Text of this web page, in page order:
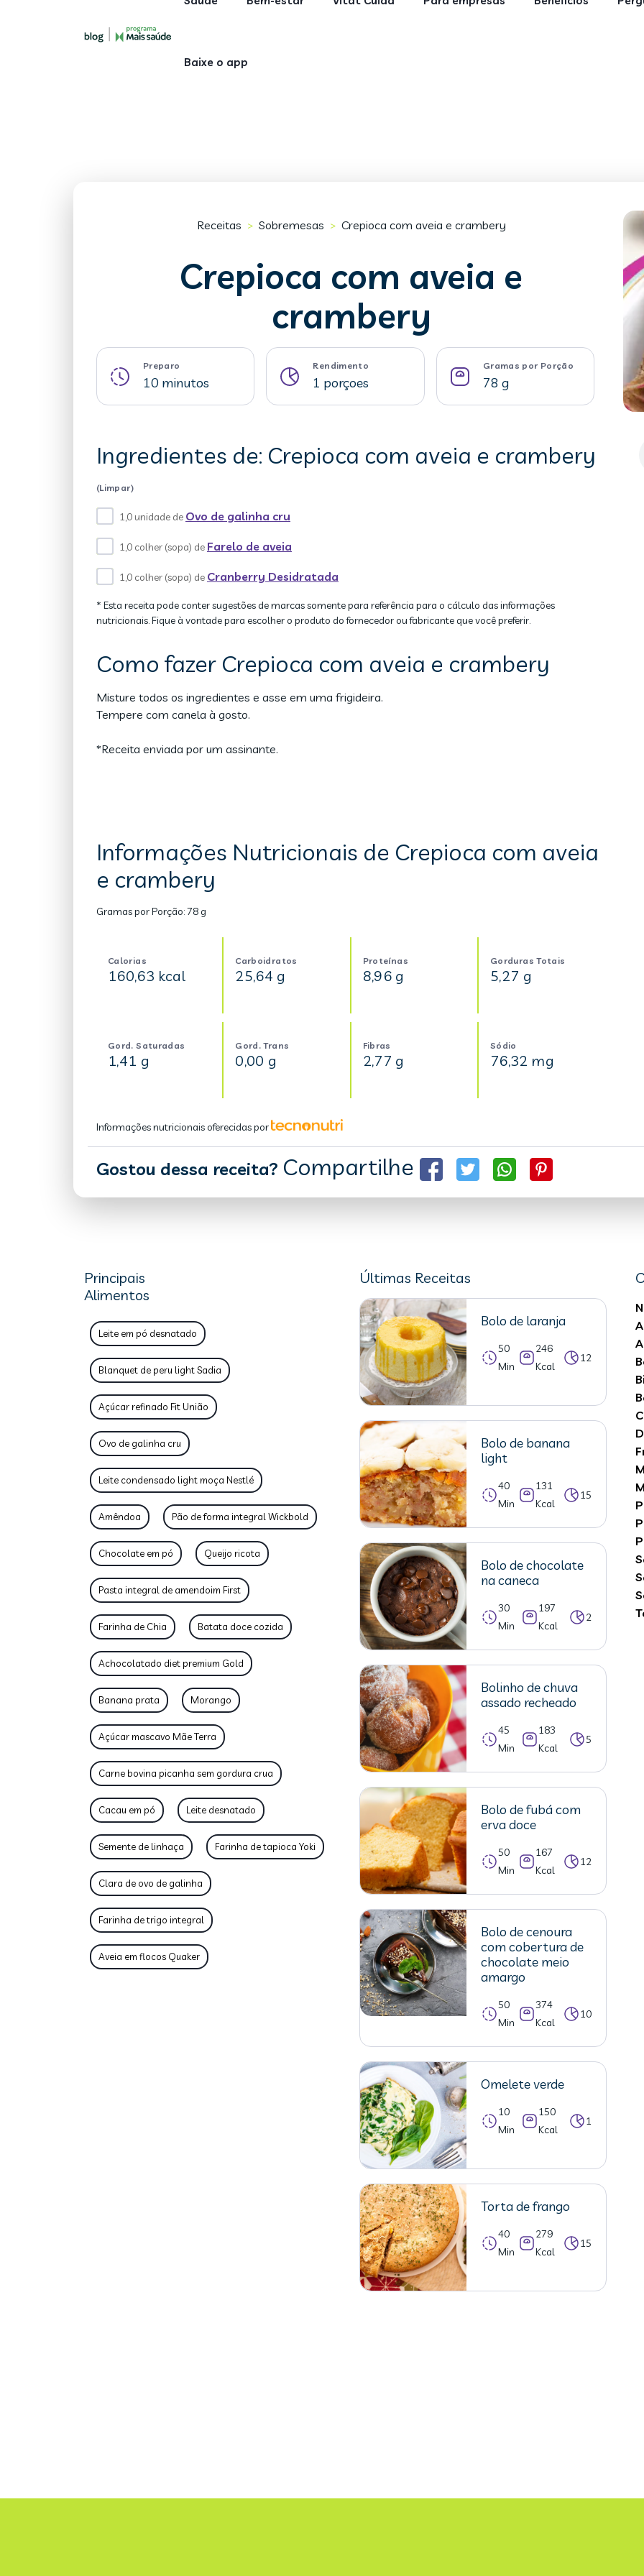
Baixe o app
Receitas > Sobremesas > Crepioca com aveia e crambery
Crepioca com aveia e
crambery
Preparo
10 minutos
Rendimento
1 porçoes
Gramas por Porção
78 g
Ingredientes de: Crepioca com aveia e crambery
(Limpar)
1,0 unidade de Ovo de galinha cru
1,0 colher (sopa) de Farelo de aveia
1,0 colher (sopa) de Cranberry Desidratada
* Esta receita pode conter sugestões de marcas somente para referência para o cálculo das informações
nutricionais. Fique à vontade para escolher o produto do fornecedor ou fabricante que você preferir.
Como fazer Crepioca com aveia e crambery
Misture todos os ingredientes e asse em uma frigideira.
Tempere com canela à gosto.
*Receita enviada por um assinante.
Informações Nutricionais de Crepioca com aveia
e crambery
Gramas por Porção:78 g
Calorias
160,63 kcal
Carboidratos
25,64 g
Proteínas
8,96 g
Gorduras Totais
5,27 g
Gord. Saturadas
1,41 g
Gord. Trans
0,00 g
Fibras
2,77 g
Sódio
76,32 mg
Informações nutricionais oferecidas por
Gostou dessa receita? Compartilhe
Principais
Alimentos
Leite em pó desnatado
Blanquet de peru light Sadia
Açúcar refinado Fit União
Ovo de galinha cru
Leite condensado light moça Nestlé
Amêndoa Pão de forma integral Wickbold
Chocolate em pó Queijo ricota
Pasta integral de amendoim First
Farinha de Chia Batata doce cozida
Achocolatado diet premium Gold
Banana prata Morango
Açúcar mascavo Mãe Terra
Carne bovina picanha sem gordura crua
Cacau em pó Leite desnatado
Semente de linhaça Farinha de tapioca Yoki
Clara de ovo de galinha
Farinha de trigo integral
Aveia em flocos Quaker
Últimas Receitas
Bolo de laranja
50
Min
246
Kcal
12
Bolo de banana
light
40
Min
131
Kcal
15
Bolo de chocolate
na caneca
30
Min
197
Kcal
2
Bolinho de chuva
assado recheado
45
Min
183
Kcal
5
Bolo de fubá com
erva doce
50
Min
167
Kcal
12
Bolo de cenoura
com cobertura de
chocolate meio
amargo
50
Min
374
Kcal
10
Omelete verde
10
Min
150
Kcal
1
Torta de frango
40
Min
279
Kcal
15